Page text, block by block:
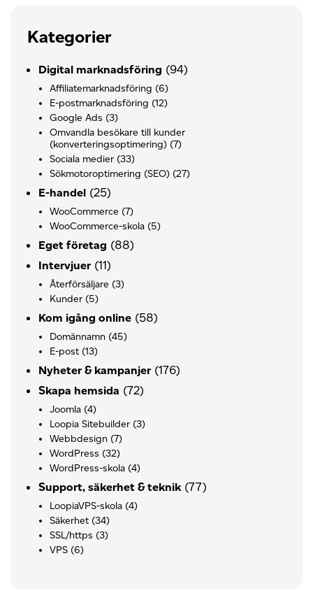
Kategorier
Digital marknadsföring (94)
Affiliatemarknadsföring (6)
E-postmarknadsföring (12)
Google Ads (3)
Omvandla besökare till kunder
(konverteringsoptimering) (7)
Sociala medier (33)
Sökmotoroptimering (SEO) (27)
E-handel (25)
WooCommerce (7)
WooCommerce-skola (5)
Eget företag (88)
Intervjuer (11)
Återförsäljare (3)
Kunder (5)
Kom igång online (58)
Domännamn (45)
E-post (13)
Nyheter & kampanjer (176)
Skapa hemsida (72)
Joomla (4)
Loopia Sitebuilder (3)
Webbdesign (7)
WordPress (32)
WordPress-skola (4)
Support, säkerhet & teknik (77)
LoopiaVPS-skola (4)
Säkerhet (34)
SSL/https (3)
VPS (6)